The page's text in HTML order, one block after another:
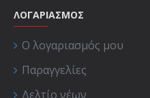
ΛΟΓΑΡΙΑΣΜΟΣ
Ο λογαριασμός μου
Παραγγελίες
Δελτίο νέων